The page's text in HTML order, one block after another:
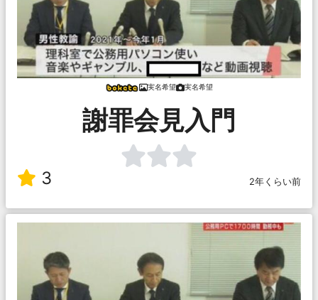
実名希望 実名希望
謝罪会見入門
3 2年くらい前